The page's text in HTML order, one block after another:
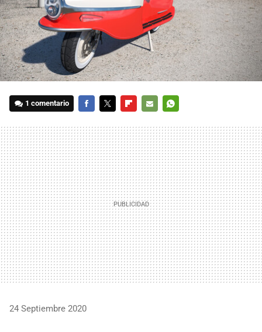
1 comentario
MAIL
24 Septiembre 2020